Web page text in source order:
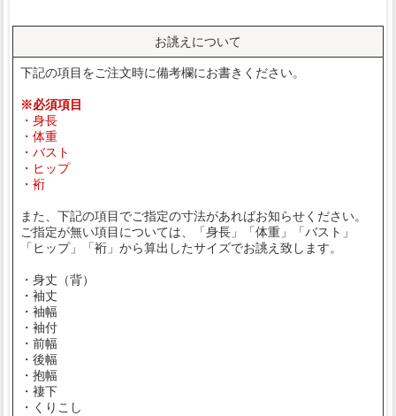
お誂えについて
下記の項目をご注文時に備考欄にお書きください。
※必須項目
・身長
・体重
・バスト
・ヒップ
・裄
また、下記の項目でご指定の寸法があればお知らせください。
ご指定が無い項目については、「身長」「体重」「バスト」
「ヒップ」「裄」から算出したサイズでお誂え致します。
・身丈（背）
・袖丈
・袖幅
・袖付
・前幅
・後幅
・抱幅
・褄下
・くりこし